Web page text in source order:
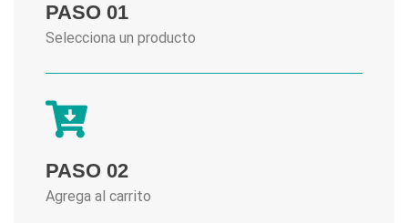
PASO 01
Selecciona un producto
PASO 02
Agrega al carrito